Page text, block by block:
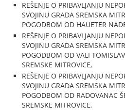
REŠENJE O PRIBAVLJANJU
SVOJINU GRADA SREMSKA
POGODBOM OD HAUETER
REŠENJE O PRIBAVLJANJU
SVOJINU GRADA SREMSKA
POGODBOM OD VALI
SREMSKE MITROVICE,
REŠENJE O PRIBAVLJANJU
SVOJINU GRADA SREMSKA
POGODBOM OD RADOVANAC
SREMSKE MITROVICE,